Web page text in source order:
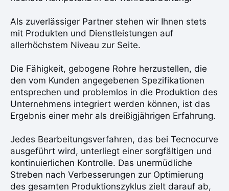
Als zuverlässiger Partner stehen wir Ihnen stets
mit Produkten und Dienstleistungen auf
allerhöchstem Niveau zur Seite.
Die Fähigkeit, gebogene Rohre herzustellen, die
den vom Kunden angegebenen Spezifikationen
entsprechen und problemlos in die Produktion des
Unternehmens integriert werden können, ist das
Ergebnis einer mehr als dreißigjährigen Erfahrung.
Jedes Bearbeitungsverfahren, das bei Tecnocurve
ausgeführt wird, unterliegt einer sorgfältigen und
kontinuierlichen Kontrolle. Das unermüdliche
Streben nach Verbesserungen zur Optimierung
des gesamten Produktionszyklus zielt darauf ab,